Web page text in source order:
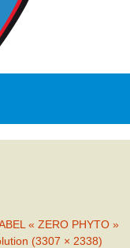
« ZERO PHYTO »
(3307 × 2338)